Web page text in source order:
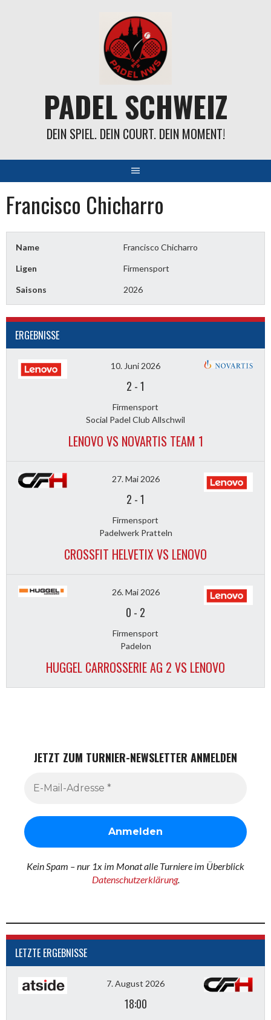
PADEL SCHWEIZ
DEIN SPIEL. DEIN COURT. DEIN MOMENT!
Francisco Chicharro
Name Francisco Chicharro
Ligen Firmensport
Saisons 2026
ERGEBNISSE
10. Juni 2026
2 -1
Firmensport
Social Padel Club Allschwil
LENOVO VS NOVARTIS TEAM 1
27. Mai 2026
2 -1
Firmensport
Padelwerk Pratteln
CROSSFIT HELVETIX VS LENOVO
26. Mai 2026
0 - 2
Firmensport
Padelon
HUGGEL CARROSSERIE AG 2 VS LENOVO
JETZT ZUM TURNIER-NEWSLETTER ANMELDEN
Kein Spam – nur 1x im Monat alle Turniere im Überblick
Datenschutzerklärung.
LETZTE ERGEBNISSE
7. August 2026
18:00